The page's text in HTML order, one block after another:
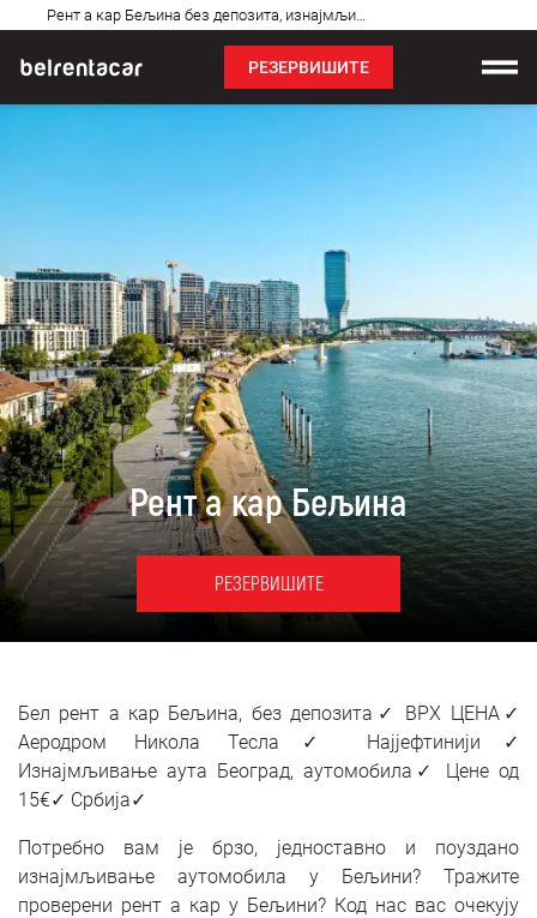
Рент а кар Бељина без депозита, изнајмљивање аута: Бел✓
питања
РЕЗЕРВИШИТЕ
О нама
Најчешћа питања
Блог
Контакт
SRPSKI
Рент а кар Бељина
РЕЗЕРВИШИТЕ
Бел рент а кар Бељина, без депозита✓ ВРХ ЦЕНА✓
Аеродром Никола Тесла✓ Најјефтинији✓
Изнајмљивање аута Београд, аутомобила✓ Цене од
15€✓ Србија✓
Потребно вам је брзо, једноставно и поуздано
изнајмљивање аутомобила у Бељини? Тражите
проверени рент а кар у Бељини? Код нас вас очекују